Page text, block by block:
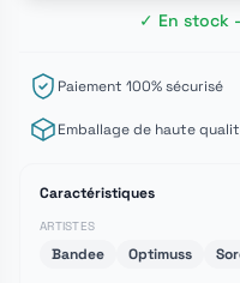
✓ En stock
Paiement 100% sécurisé
Emballage de haute
Caractéristiques
ARTISTES
Bandee Optimuss